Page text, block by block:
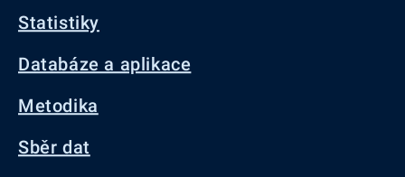
Statistiky
Databáze a aplikace
Metodika
Sběr dat